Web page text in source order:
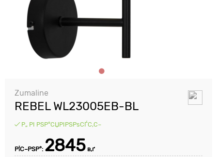
Zumaline
REBEL WL23005EB-BL
Р„ РІ РЅР°СЏРІРЅРѕСЃС‚С–
Р¦С–РЅР°: 2845 в‚ґ